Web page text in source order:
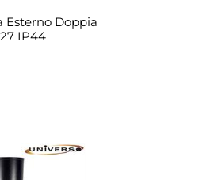
Esterno Doppia
IP44